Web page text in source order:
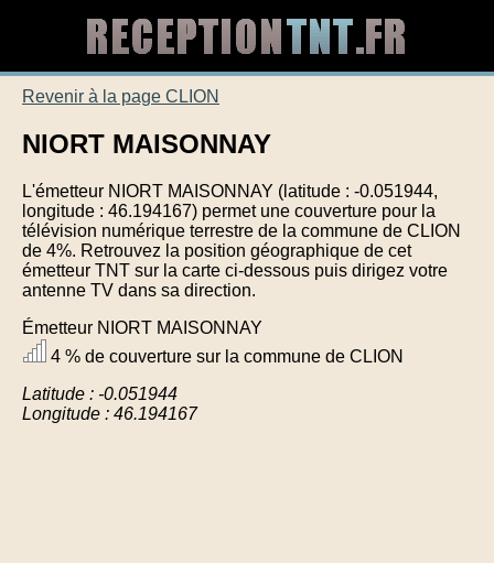
Revenir à la page CLION
NIORT MAISONNAY
L'émetteur NIORT MAISONNAY (latitude : -0.051944,
longitude : 46.194167) permet une couverture pour la
télévision numérique terrestre de la commune de CLION
de 4%. Retrouvez la position géographique de cet
émetteur TNT sur la carte ci-dessous puis dirigez votre
antenne TV dans sa direction.
Émetteur NIORT MAISONNAY
4 % de couverture sur la commune de CLION
Latitude : -0.051944
Longitude : 46.194167